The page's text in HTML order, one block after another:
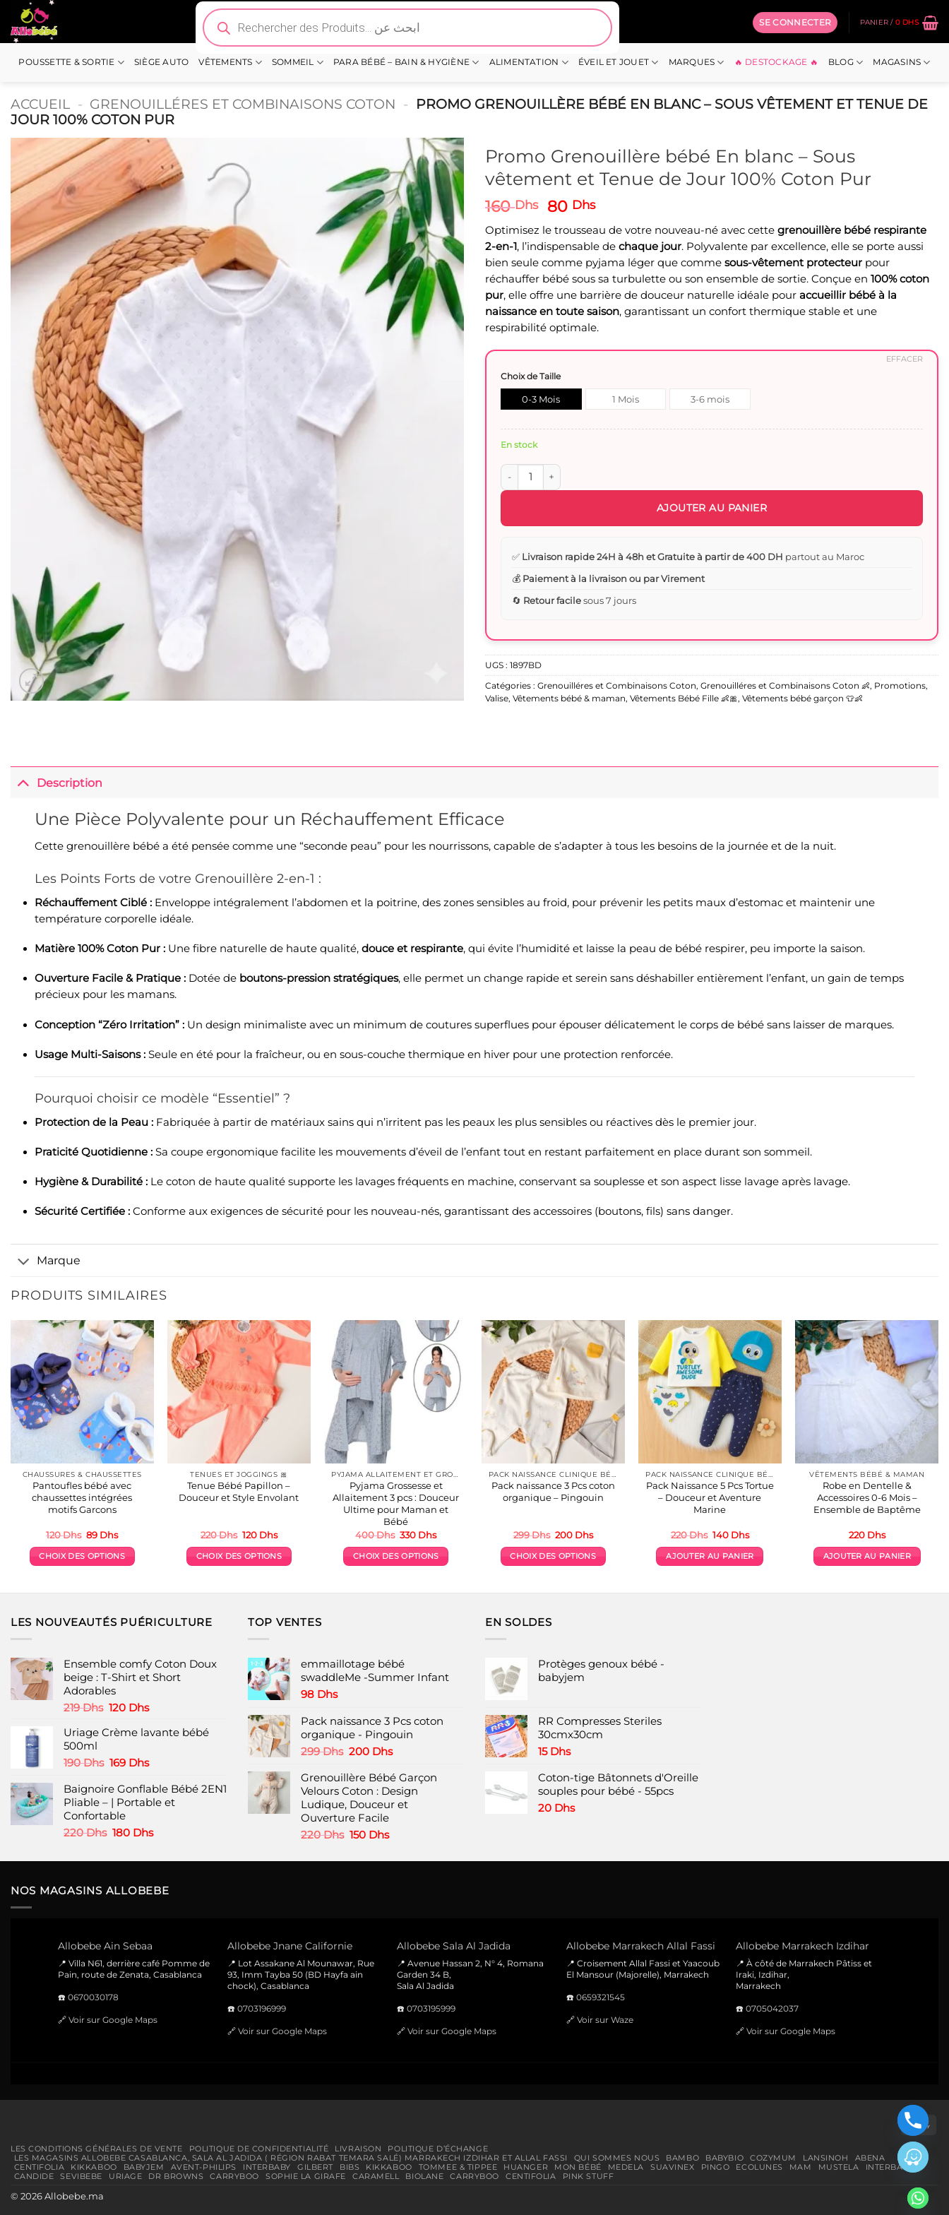
Passer
au
contenu
Recherche
de
produits
SE CONNECTER PANIER / 0 DHS
POUSSETTE & SORTIE SIÈGE AUTO VÊTEMENTS SOMMEIL PARA BÉBÉ – BAIN & HYGIÈNE ALIMENTATION ÉVEIL ET JOUET MARQUES 🔥 DESTOCKAGE 🔥 BLOG MAGASINS
ACCUEIL - GRENOUILLÉRES ET COMBINAISONS COTON - PROMO GRENOUILLÈRE BÉBÉ EN BLANC – SOUS VÊTEMENT ET TENUE DE
JOUR 100% COTON PUR
Promo Grenouillère bébé En blanc – Sous
vêtement et Tenue de Jour 100% Coton Pur
160Dhs
Le
initial
était :
160 Dhs.
80 DhsLe
prix
actuel
est :
80 Dhs.
Optimisez le trousseau de votre nouveau-né avec cette grenouillère bébé respirante
2-en-1, l’indispensable de chaque jour. Polyvalente par excellence, elle se porte aussi
bien seule comme pyjama léger que comme sous-vêtement protecteur pour
réchauffer bébé sous sa turbulette ou son ensemble de sortie. Conçue en 100% coton
pur, elle offre une barrière de douceur naturelle idéale pour accueillir bébé à la
naissance en toute saison, garantissant un confort thermique stable et une
respirabilité optimale.
Choix de Taille
0-3 Mois 1 Mois 3-6 mois
EFFACER
En stock
quantité de Promo Grenouillère bébé En blanc - Sous vêtement et Tenue de Jour 100% Coton Pur
AJOUTER AU PANIER
✅ Livraison rapide 24H à 48h et Gratuite à partir de 400 DH partout au Maroc
💰 Paiement à la livraison ou par Virement
🔄 Retour facilesous 7 jours
UGS : 1897BD
Catégories : Grenouilléres et Combinaisons Coton, Grenouilléres et Combinaisons Coton 👶, Promotions,
Valise, Vêtements bébé & maman, Vêtements Bébé Fille 👶🎀, Vêtements bébé garçon 👕👶
Description
Une Pièce Polyvalente pour un Réchauffement Efficace
Cette grenouillère bébé a été pensée comme une “seconde peau” pour les nourrissons, capable de s’adapter à tous les besoins de la journée et de la nuit.
Les Points Forts de votre Grenouillère 2-en-1 :
Réchauffement Ciblé :Enveloppe intégralement l’abdomen et la poitrine, des zones sensibles au froid, pour prévenir les petits maux d’estomac et maintenir une
température corporelle idéale.
Matière 100% Coton Pur :Une fibre naturelle de haute qualité, douce et respirante, qui évite l’humidité et laisse la peau de bébé respirer, peu importe la saison.
Ouverture Facile & Pratique :Dotée de boutons-pression stratégiques, elle permet un change rapide et serein sans déshabiller entièrement l’enfant, un gain de temps
précieux pour les mamans.
Conception “Zéro Irritation” :Un design minimaliste avec un minimum de coutures superflues pour épouser délicatement le corps de bébé sans laisser de marques.
Usage Multi-Saisons :Seule en été pour la fraîcheur, ou en sous-couche thermique en hiver pour une protection renforcée.
Pourquoi choisir ce modèle “Essentiel” ?
Protection de la Peau :Fabriquée à partir de matériaux sains qui n’irritent pas les peaux les plus sensibles ou réactives dès le premier jour.
Praticité Quotidienne :Sa coupe ergonomique facilite les mouvements d’éveil de l’enfant tout en restant parfaitement en place durant son sommeil.
Hygiène & Durabilité :Le coton de haute qualité supporte les lavages fréquents en machine, conservant sa souplesse et son aspect lisse lavage après lavage.
Sécurité Certifiée :Conforme aux exigences de sécurité pour les nouveau-nés, garantissant des accessoires (boutons, fils) sans danger.
Marque
PRODUITS SIMILAIRES
CHAUSSURES & CHAUSSETTES
Pantoufles bébé avec
chaussettes intégrées
motifs Garcons
120Dhs Le
initial
était :
89 DhsLe
actuel
est :
CHOIX DES OPTIONS
plusieurs
options
peuvent
être
choisies
la
page
du
TENUES ET JOGGINGS 🎀
Tenue Bébé Papillon –
Douceur et Style Envolant
220Dhs Le
initial
était :
120 DhsLe
actuel
est :
CHOIX DES OPTIONS
plusieurs
options
peuvent
être
sur
page
produit
Pyjama Grossesse et
Allaitement 3 pcs : Douceur
Ultime pour Maman et
Bébé
400Dhs Le
initial
était :
330 DhsLe
actuel
est :
CHOIX DES OPTIONS
options
peuvent
sur
la
produit
Pack naissance 3 Pcs coton
organique – Pingouin
299Dhs Le
initial
était :
200 DhsLe
actuel
est :
CHOIX DES OPTIONS
options
peuvent
sur
la
page
produit
Pack Naissance 5 Pcs Tortue
– Douceur et Aventure
Marine
220Dhs Le
initial
était :
140 DhsLe
actuel
est :
AJOUTER AU PANIER
VÊTEMENTS BÉBÉ & MAMAN
Robe en Dentelle &
Accessoires 0-6 Mois –
Ensemble de Baptême
220 Dhs
AJOUTER AU PANIER
LES NOUVEAUTÉS PUÉRICULTURE
Ensemble comfy Coton Doux
beige : T-Shirt et Short
Adorables
219Dhs Le
initial
219 Dhs.
120 DhsLe
actuel
120 Dhs.
Uriage Crème lavante bébé
500ml
190Dhs Le
initial
était :
190 Dhs.
169 DhsLe
actuel
est :
Baignoire Gonflable Bébé 2EN1
Pliable – | Portable et
Confortable
220Dhs Le
initial
220 Dhs.
180 DhsLe
actuel
180 Dhs.
TOP VENTES
emmaillotage bébé
swaddleMe -Summer Infant
98 Dhs
Pack naissance 3 Pcs coton
organique - Pingouin
299Dhs Le
initial
était :
299 Dhs.
200 DhsLe
actuel
est :
200 Dhs.
Grenouillère Bébé Garçon
Velours Coton : Design
Ludique, Douceur et
Ouverture Facile
220Dhs Le
initial
150 DhsLe
actuel
EN SOLDES
Protèges genoux bébé -
babyjem
RR Compresses Steriles
30cmx30cm
15 Dhs
Coton-tige Bâtonnets d'Oreille
souples pour bébé - 55pcs
20 Dhs
NOS MAGASINS ALLOBEBE
Allobebe Ain Sebaa
📍 Villa N61, derrière café Pomme de
Pain, route de Zenata, Casablanca
☎️ 0670030178
🔗 Voir sur Google Maps
Allobebe Jnane Californie
📍 Lot Assakane Al Mounawar, Rue
93, Imm Tayba 50 (BD Hayfa ain
chock), Casablanca
☎️ 0703196999
🔗 Voir sur Google Maps
Allobebe Sala Al Jadida
📍 Avenue Hassan 2, N° 4, Romana
Garden 34 B,
Sala Al Jadida
☎️ 0703195999
🔗 Voir sur Google Maps
Allobebe Marrakech Allal Fassi
📍 Croisement Allal Fassi et Yaacoub
El Mansour (Majorelle), Marrakech
☎️ 0659321545
🔗 Voir sur Waze
Allobebe Marrakech Izdihar
📍 À côté de Marrakech Pâtiss et
Iraki, Izdihar,
Marrakech
☎️ 0705042037
🔗 Voir sur Google Maps
LES CONDITIONS GÉNÉRALES DE VENTE POLITIQUE DE CONFIDENTIALITÉ LIVRAISON
POLITIQUE D’ÉCHANGE
LES MAGASINS ALLOBEBE CASABLANCA, SALA AL JADIDA ( RÉGION RABAT TEMARA SALÉ) MARRAKECH IZDIHAR ET ALLAL FASSI
QUI SOMMES NOUS BAMBO BABYBIO COZYMUM LANSINOH
ABENA
CENTIFOLIA
KIKKABOO BABYJEM AVENT-PHILIPS INTERBABY GILBERT BIBS KIKKABOO TOMMEE & TIPPEE HUANGER MON BÉBÉ MEDELA SUAVINEX PINGO ECOLUNES MAM MUSTELA
INTERBABY
CANDIDE
SEVIBEBE URIAGE DR BROWNS CARRYBOO SOPHIE LA GIRAFE CARAMELL BIOLANE CARRYBOO CENTIFOLIA PINK STUFF
© 2026 Allobebe.ma